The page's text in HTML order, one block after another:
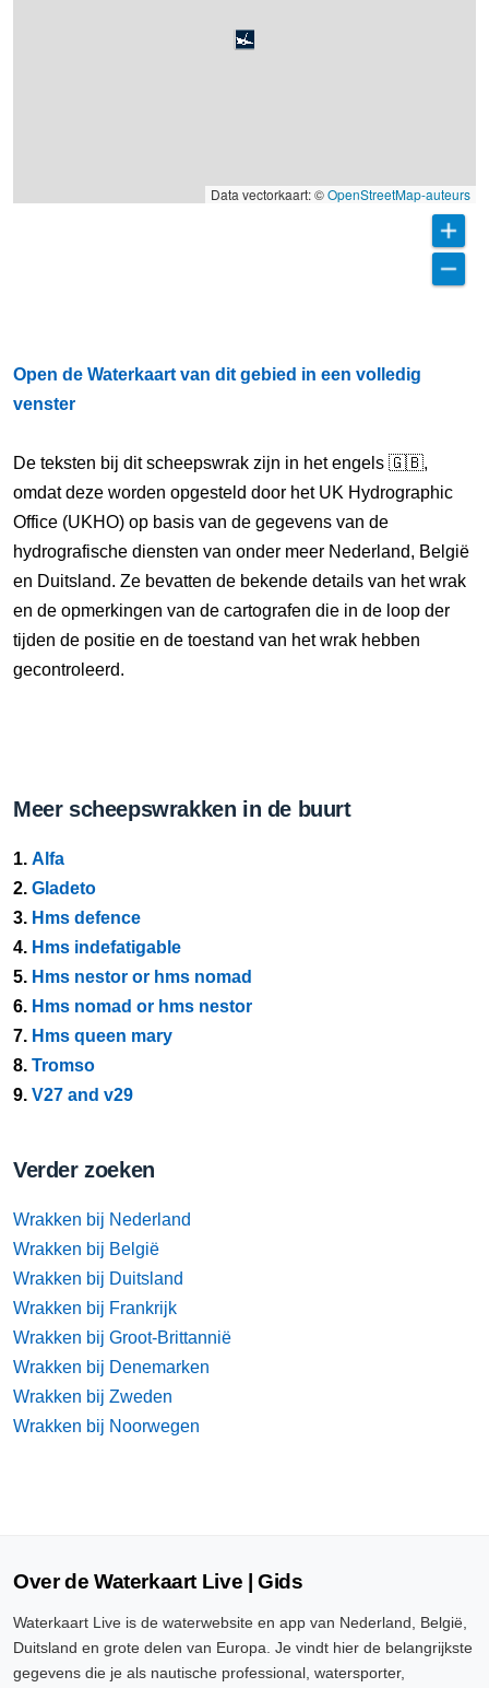
Data vectorkaart: ©OpenStreetMap-auteurs
Open de Waterkaart van dit gebied in een volledig
venster
De teksten bij dit scheepswrak zijn in het engels 🇬🇧,
omdat deze worden opgesteld door het UK Hydrographic
Office (UKHO) op basis van de gegevens van de
hydrografische diensten van onder meer Nederland, België
en Duitsland. Ze bevatten de bekende details van het wrak
en de opmerkingen van de cartografen die in de loop der
tijden de positie en de toestand van het wrak hebben
gecontroleerd.
Meer scheepswrakken in de buurt
1. Alfa
2. Gladeto
3. Hms defence
4. Hms indefatigable
5. Hms nestor or hms nomad
6. Hms nomad or hms nestor
7. Hms queen mary
8. Tromso
9. V27 and v29
Verder zoeken
Wrakken bij Nederland
Wrakken bij België
Wrakken bij Duitsland
Wrakken bij Frankrijk
Wrakken bij Groot-Brittannië
Wrakken bij Denemarken
Wrakken bij Zweden
Wrakken bij Noorwegen
Over de Waterkaart Live | Gids
Waterkaart Live is de waterwebsite en app van Nederland, België,
Duitsland en grote delen van Europa. Je vindt hier de belangrijkste
gegevens die je als nautische professional, watersporter,